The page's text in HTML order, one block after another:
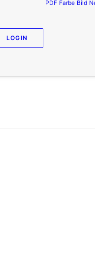
LOGIN
PDF Farbe Bild